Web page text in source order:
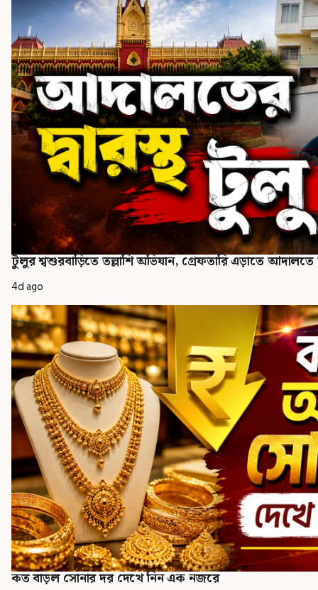
টুলুর শ্বশুরবাড়িতে তল্লাশি অভিযান, গ্রেফতারি এড়াতে
4d ago
কত বাড়ল সোনার দর দেখে নিন এক নজরে